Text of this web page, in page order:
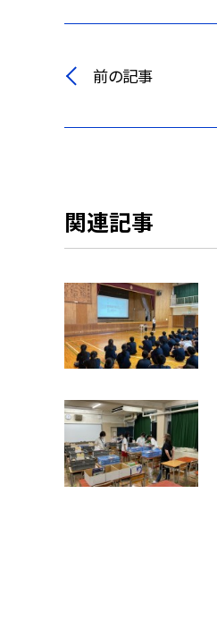
前の記事
関連記事